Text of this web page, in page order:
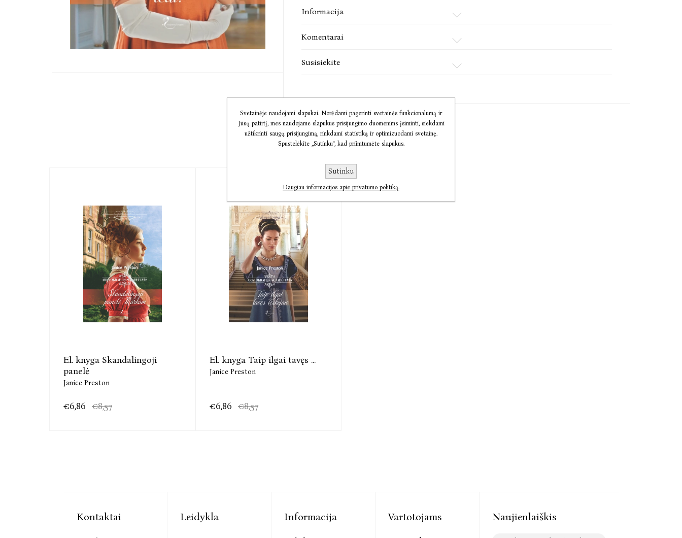
Informacija
Komentarai
Susisiekite
To paties autoriaus knygos
El. knyga Skandalingoji
panelė
Janice Preston
€6,86 €8,57
El. knyga Taip ilgai tavęs ...
Janice Preston
€6,86 €8,57
Kontaktai Leidykla Informacija Vartotojams Naujienlaiškis
Svetainėje naudojami slapukai. Norėdami pagerinti svetainės funkcionalumą ir
Jūsų patirtį, mes naudojame slapukus prisijungimo duomenims įsiminti, siekdami
užtikrinti saugų prisijungimą, rinkdami statistiką ir optimizuodami svetainę.
Spustelėkite „Sutinku“, kad priimtumėte slapukus.
Sutinku
Daugiau informacijos apie privatumo politiką.